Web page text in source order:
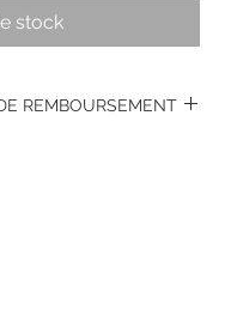
stock
REMBOURSEMENT